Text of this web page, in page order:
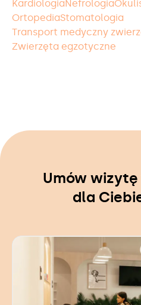
KardiologiaNefrologia
OrtopediaStomatologia
Transport medyczny
Zwierzęta egzotyczne
Umów
dla